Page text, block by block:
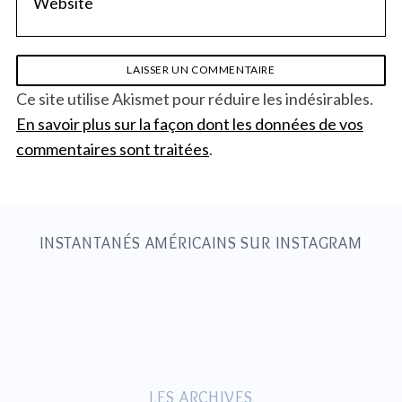
Ce site utilise Akismet pour réduire les indésirables.
En savoir plus sur la façon dont les données de vos
commentaires sont traitées.
INSTANTANÉS AMÉRICAINS SUR INSTAGRAM
LES ARCHIVES